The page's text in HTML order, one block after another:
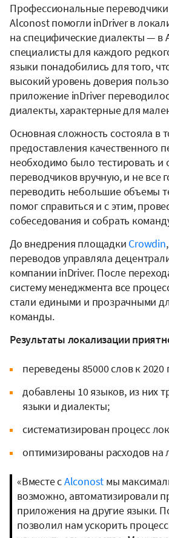
Профессиональные
Alconost помогли inDriver в
на специфические диалекты — в
специалисты для каждого
языки понадобились для того,
высокий уровень доверия
приложение inDriver
диалекты, характерные для
Основная сложность состояла в
предоставления качественного
необходимо было тестировать и
переводчиков вручную, и не все
переводить небольшие объемы
помог справиться и с этим,
собеседования и собрать
До внедрения площадки Crowdin
переводов управляла
компании inDriver. После
систему менеджмента все
стали едиными и прозрачными
команды.
Результаты локализации
переведены 85000 слов к 2020
добавлены 10 языков, из них
языки и диалекты;
систематизирован процесс
оптимизированы расходов на
«Вместе сAlconost мы
возможно, автоматизировали
приложения на другие языки.
позволил нам ускорить